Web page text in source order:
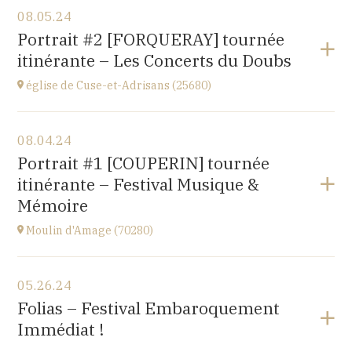
Gondenans-les-Moulins
(25680)
at18H00
08.05.24
Portrait #2 [FORQUERAY] tournée
itinérante – Les Concerts du Doubs
église de Cuse-et-Adrisans (25680)
Cuse-et-Adrisans
(25680)
at15H
08.04.24
Portrait #1 [COUPERIN] tournée
itinérante – Festival Musique &
Mémoire
Moulin d'Amage (70280)
chemin du Moulin
70280 AMAGE
at15H
05.26.24
Folias – Festival Embaroquement
Immédiat !